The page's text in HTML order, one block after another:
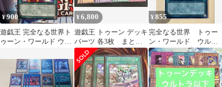
¥900
遊戯王 完全なる世界ト
ゥーン・ワールド ウル
¥6,800
遊戯王 トゥーン デッキ
パーツ 各3枚 まとめ
売り
¥855
完全なる世界 トゥー
ン・ワールド ウルト
ラ